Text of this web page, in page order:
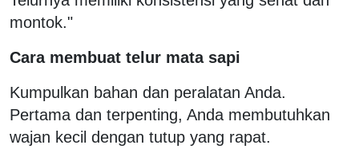
montok."
Cara membuat telur mata sapi
Kumpulkan bahan dan peralatan Anda.
Pertama dan terpenting, Anda membutuhkan
wajan kecil dengan tutup yang rapat.